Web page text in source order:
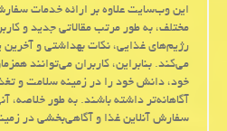
این وب‌سایت علاوه بر ارائه خدمات
مختلف، به طور مرتب مقالاتی جدید و
رژیم‌های غذایی، نکات بهداشتی و آخرین
می‌کند. بنابراین، کاربران می‌توانند
خود، دانش خود را در زمینه سلامت و
آگاهانه‌تر داشته باشند. به طور خلاصه،
سفارش آنلاین غذا و آگاهی‌بخشی در